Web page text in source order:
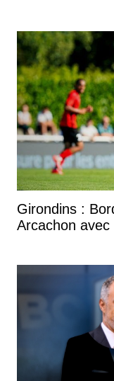
Girondins :
Arcachon